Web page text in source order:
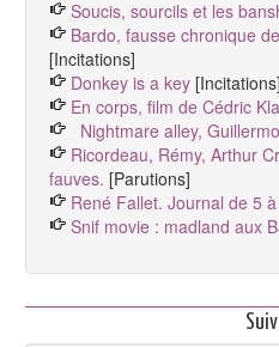
Soucis, sourcils et les
Bardo, fausse chronique
[Incitations]
Donkey is a key [Incitations]
En corps, film de Cédric
Nightmare alley,
Ricordeau, Rémy, Arthur
fauves. [Parutions]
René Fallet. Journal de 5
Snif movie : madland aux